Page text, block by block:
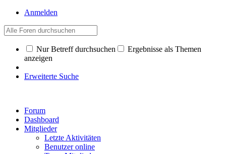
Anmelden
Nur Betreff durchsuchen
Ergebnisse als Themen
anzeigen
Erweiterte Suche
Forum
Dashboard
Mitglieder
Letzte Aktivitäten
Benutzer online